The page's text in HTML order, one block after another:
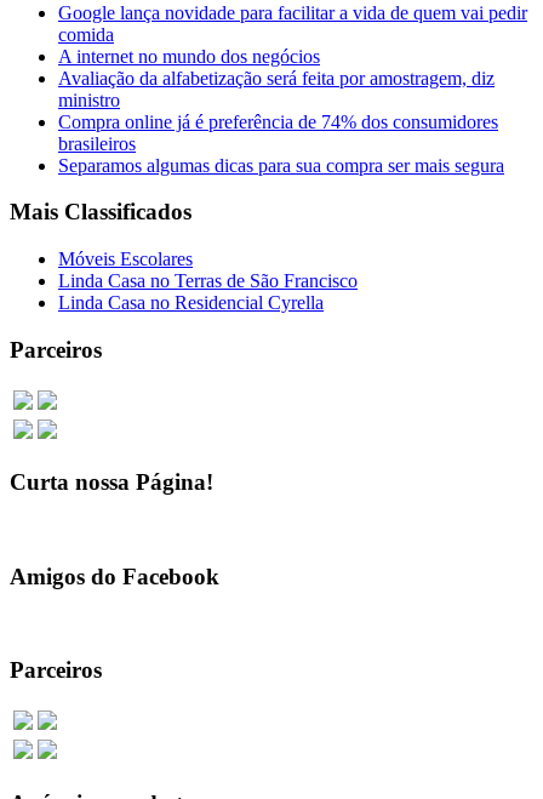
Google lança novidade para facilitar a vida de quem vai pedir
comida
A internet no mundo dos negócios
Avaliação da alfabetização será feita por amostragem, diz
ministro
Compra online já é preferência de 74% dos consumidores
brasileiros
Separamos algumas dicas para sua compra ser mais segura
Mais Classificados
Móveis Escolares
Linda Casa no Terras de São Francisco
Linda Casa no Residencial Cyrella
Parceiros
Curta nossa Página!
Amigos do Facebook
Parceiros